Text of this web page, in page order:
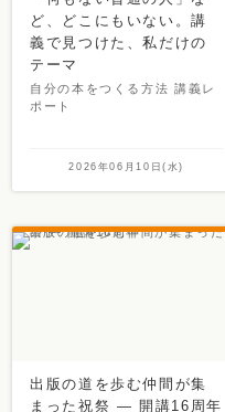
ど、どこにもいない。講
義で見つけた、私だけの
テーマ
自分の本をつくる方法 講義レ
ポート
2026年06月10日(水)
出版の道を歩む仲間が集
まった祝祭 ― 開講16周年